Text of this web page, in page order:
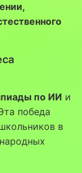
по ИИ и
победа
в